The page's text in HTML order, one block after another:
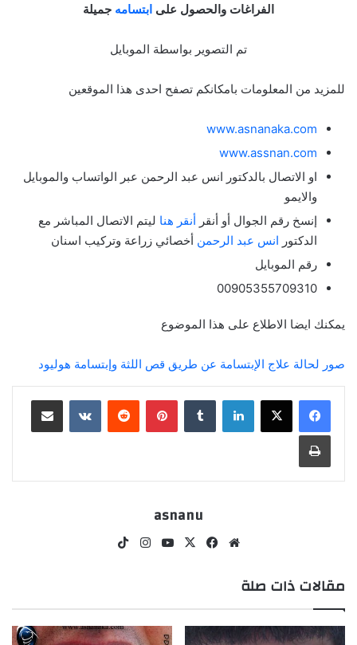
الفراغات والحصول على ابتسامه جميلة
تم التصوير بواسطة الموبايل
للمزيد من المعلومات بامكانكم تصفح احدى هذا الموقعين
www.asnanaka.com
www.assnan.com
او الاتصال بالدكتور انس عبد الرحمن عبر الواتساب والموبايل
والايمو
إنسخ رقم الجوال أو أنقر أنقر هنا ليتم الاتصال المباشر مع
الدكتور انس عبد الرحمن أخصائي زراعة وتركيب اسنان
رقم الموبايل
00905355709310
يمكنك ايضا الاطلاع على هذا الموضوع
صور لحالة علاج الإبتسامة عن طريق قص اللثة وإبتسامة هوليود
لينكدإن بينتيريست مشاركة عبر البريد
طباعة
asnanu
موقع
فيسبوك
‫X
‫YouTubeانستقرام
مقالات ذات صلة